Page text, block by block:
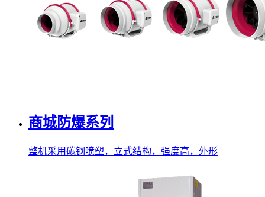
商城防爆系列
整机采用碳钢喷塑，立式结构，强度高，外形